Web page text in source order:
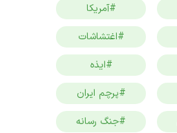
#آمریکا
#اغتشاشات
#ایذه
#پرچم ایران
#جنگ رسانه